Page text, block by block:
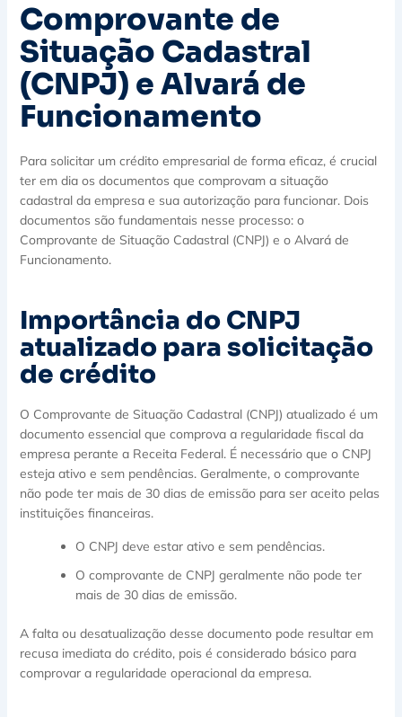
Comprovante de
Situação Cadastral
(CNPJ) e Alvará de
Funcionamento
Para solicitar um crédito empresarial de forma eficaz, é crucial
ter em dia os documentos que comprovam a situação
cadastral da empresa e sua autorização para funcionar. Dois
documentos são fundamentais nesse processo: o
Comprovante de Situação Cadastral (CNPJ) e o Alvará de
Funcionamento.
Importância do CNPJ
atualizado para solicitação
de crédito
O Comprovante de Situação Cadastral (CNPJ) atualizado é um
documento essencial que comprova a regularidade fiscal da
empresa perante a Receita Federal. É necessário que o CNPJ
esteja ativo e sem pendências. Geralmente, o comprovante
não pode ter mais de 30 dias de emissão para ser aceito pelas
instituições financeiras.
O CNPJ deve estar ativo e sem pendências.
O comprovante de CNPJ geralmente não pode ter
mais de 30 dias de emissão.
A falta ou desatualização desse documento pode resultar em
recusa imediata do crédito, pois é considerado básico para
comprovar a regularidade operacional da empresa.